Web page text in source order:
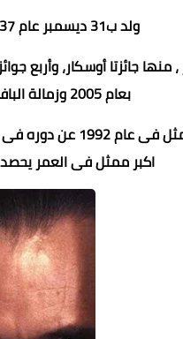
ولد ب31 ديسمبر عام 1937 بويلز ويقيم بماليبو، كاليفورنيا
جائزتا أوسكار، وأربع
بعام 2005 وزمالة البافتا للإنجاز مدي الحياة بعام 2008 .
اكبر ممثل فى العمر